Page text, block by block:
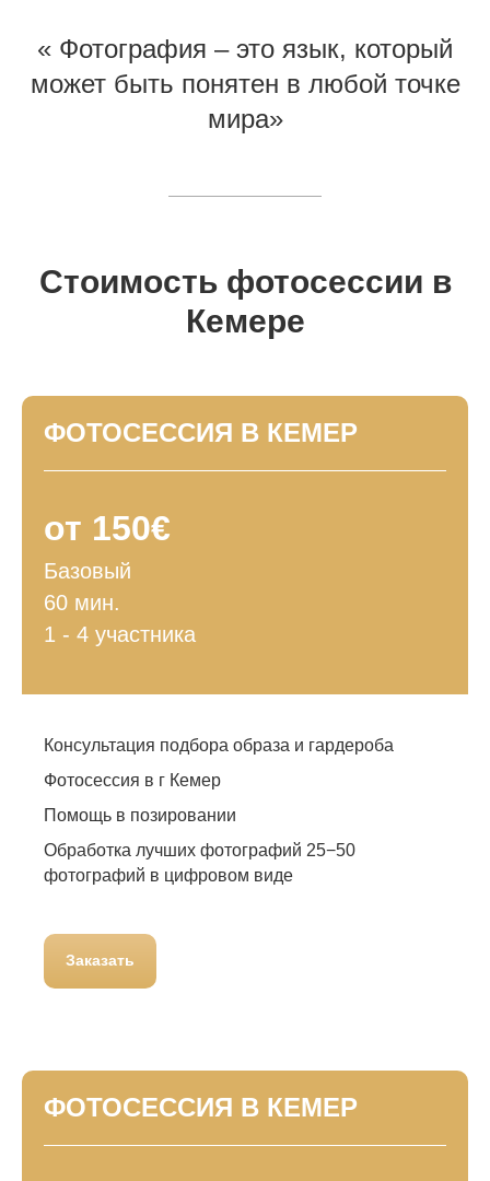
« Фотография – это язык, который
может быть понятен в любой точке
мира»
Стоимость фотосессии в
Кемере
ФОТОСЕССИЯ В КЕМЕР
от 150€
Базовый
60 мин.
1 - 4 участника
Консультация подбора образа и гардероба
Фотосессия в г Кемер
Помощь в позировании
Обработка лучших фотографий 25−50
фотографий в цифровом виде
Заказать
ФОТОСЕССИЯ В КЕМЕР